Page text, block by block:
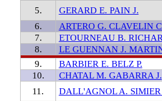
5.
GERARD E. PAIN J.
6.
ARTERO G. CLAVELIN
7.
ETOURNEAU B.
8.
LE GUENNAN J.
9.
BARBIER E. BELZ P.
10.
CHATAL M. GABARRA J.
11.
DALL'AGNOL A. SIMIER